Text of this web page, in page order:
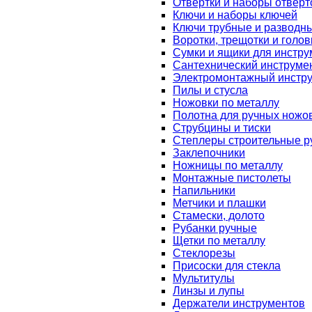
Отвертки и наборы
Ключи и наборы ключей
Ключи трубные и
Воротки, трещотки и
Сумки и ящики для
Сантехнический
Электромонтажный
Пилы и стусла
Ножовки по металлу
Полотна для ручных
Струбцины и тиски
Степлеры строительные
Заклепочники
Ножницы по металлу
Монтажные пистолеты
Напильники
Метчики и плашки
Стамески, долото
Рубанки ручные
Щетки по металлу
Стеклорезы
Присоски для стекла
Мультитулы
Линзы и лупы
Держатели инструментов